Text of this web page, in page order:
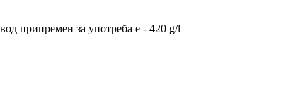
припремен за употреба е - 420 g/l